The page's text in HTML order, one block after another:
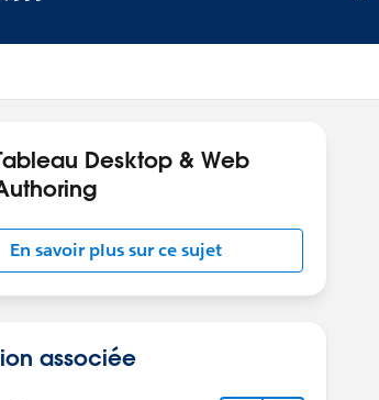
Desktop & Web
En savoir plus sur ce sujet
associée